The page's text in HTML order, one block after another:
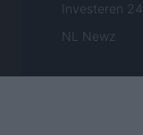
Investeren 24
NL Newz